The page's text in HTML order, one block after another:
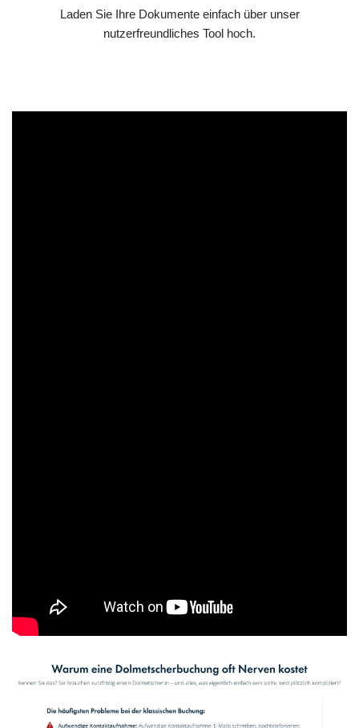
Laden Sie Ihre Dokumente einfach über unser
nutzerfreundliches Tool hoch.